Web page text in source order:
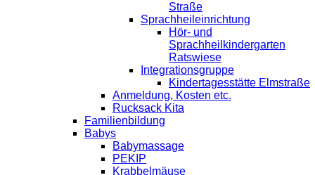
Straße
Sprachheileinrichtung
Hör- und
Sprachheilkindergarten
Ratswiese
Integrationsgruppe
Kindertagesstätte Elmstraße
Anmeldung, Kosten etc.
Rucksack Kita
Familienbildung
Babys
Babymassage
PEKIP
Krabbelmäuse